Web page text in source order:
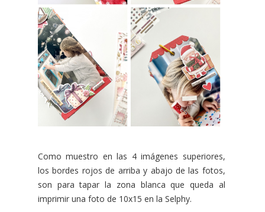
Como muestro en las 4 imágenes superiores,
los bordes rojos de arriba y abajo de las fotos,
son para tapar la zona blanca que queda al
imprimir una foto de 10x15 en la Selphy.